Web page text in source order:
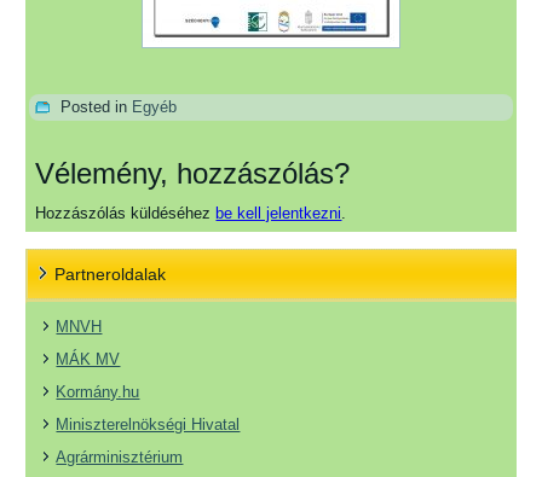
Posted in Egyéb
Vélemény, hozzászólás?
Hozzászólás küldéséhez be kell jelentkezni.
Partneroldalak
MNVH
MÁK MV
Kormány.hu
Miniszterelnökségi Hivatal
Agrárminisztérium